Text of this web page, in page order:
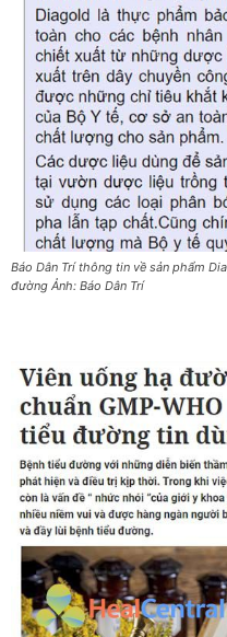
Báo Dân Trí thông tin về sản phẩm
đường Ảnh: Báo Dân Trí